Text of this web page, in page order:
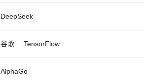
DeepSeek
谷歌 TensorFlow
AlphaGo